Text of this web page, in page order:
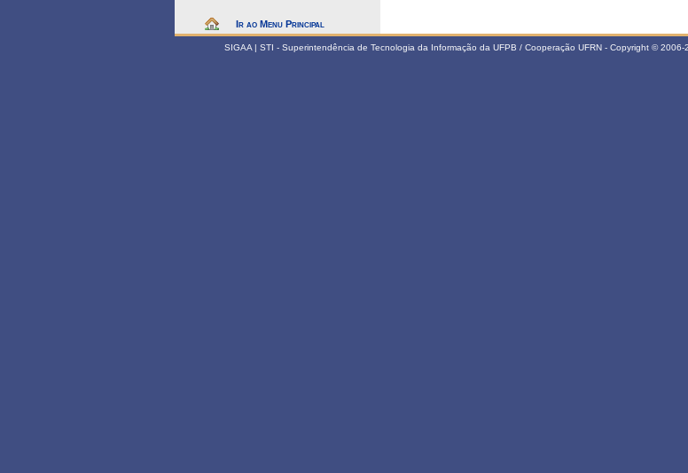
Ir ao Menu Principal
SIGAA | STI - Superintendência de Tecnologia da Informação da UFPB / Cooperação UFRN - Copyright ©